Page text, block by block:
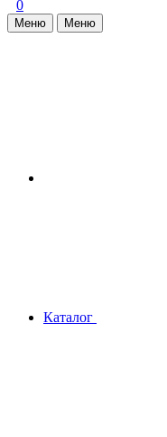
0
Меню Меню
Каталог